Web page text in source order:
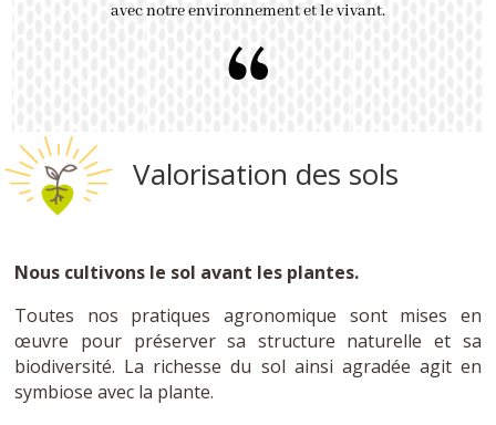
avec notre environnement et le vivant.
“
Valorisation des sols
Nous cultivons le sol avant les plantes.
Toutes nos pratiques agronomique sont mises en
œuvre pour préserver sa structure naturelle et sa
biodiversité. La richesse du sol ainsi agradée agit en
symbiose avec la plante.